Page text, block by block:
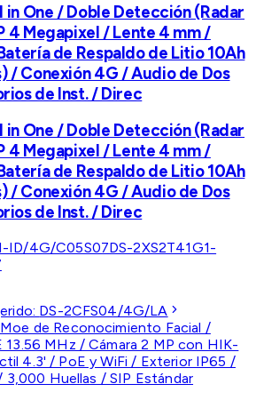
in One / Doble Detección (Radar
4 Megapixel / Lente 4 mm /
de Respaldo de Litio 10Ah
/ Conexión 4G / Audio de Dos
de Inst. / Direc
in One / Doble Detección (Radar
4 Megapixel / Lente 4 mm /
de Respaldo de Litio 10Ah
/ Conexión 4G / Audio de Dos
de Inst. / Direc
ID/4G/C05S07DS-2XS2T41G1-
DS-2CFS04/4G/LA